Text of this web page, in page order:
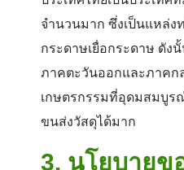
จำนวนมาก ซึ่งเป็นแหล่ง
กระดาษเยื่อกระดาษ ดัง
ภาคตะวันออกและภาคก
เกษตรกรรมที่อุดมสมบูร
ขนส่งวัสดุได้มาก
3. นโยบายข